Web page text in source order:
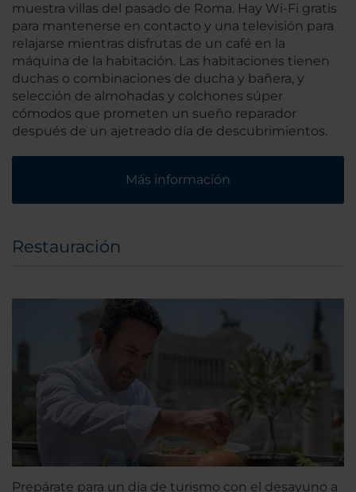
muestra villas del pasado de Roma. Hay Wi-Fi gratis
para mantenerse en contacto y una televisión para
relajarse mientras disfrutas de un café en la
máquina de la habitación. Las habitaciones tienen
duchas o combinaciones de ducha y bañera, y
selección de almohadas y colchones súper
cómodos que prometen un sueño reparador
después de un ajetreado día de descubrimientos.
Más información
Restauración
Prepárate para un día de turismo con el desayuno a